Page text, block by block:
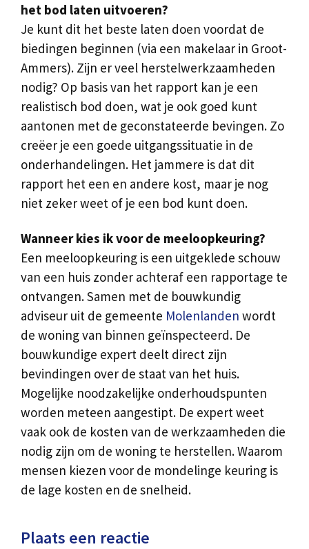
het bod laten uitvoeren?
Je kunt dit het beste laten doen voordat de
biedingen beginnen (via een makelaar in Groot-
Ammers). Zijn er veel herstelwerkzaamheden
nodig? Op basis van het rapport kan je een
realistisch bod doen, wat je ook goed kunt
aantonen met de geconstateerde bevingen. Zo
creëer je een goede uitgangssituatie in de
onderhandelingen. Het jammere is dat dit
rapport het een en andere kost, maar je nog
niet zeker weet of je een bod kunt doen.
Wanneer kies ik voor de meeloopkeuring?
Een meeloopkeuring is een uitgeklede schouw
van een huis zonder achteraf een rapportage te
ontvangen. Samen met de bouwkundig
adviseur uit de gemeente Molenlanden wordt
de woning van binnen geïnspecteerd. De
bouwkundige expert deelt direct zijn
bevindingen over de staat van het huis.
Mogelijke noodzakelijke onderhoudspunten
worden meteen aangestipt. De expert weet
vaak ook de kosten van de werkzaamheden die
nodig zijn om de woning te herstellen. Waarom
mensen kiezen voor de mondelinge keuring is
de lage kosten en de snelheid.
Plaats een reactie